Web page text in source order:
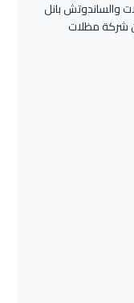
والساندوتش بانل
شركة مظلات